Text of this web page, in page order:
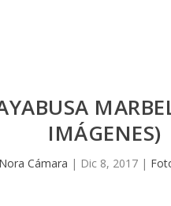
IMÁGENES)
Nora Cámara | Dic 8, 2017 |